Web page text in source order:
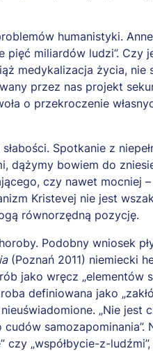
humanistyki.
miliardów ludzi”. Czy
medykalizacja życia, nie
przez nas projekt
o przekroczenie
Spotkanie z
dążymy bowiem do
czy nawet mocniej
Kristevej nie jest
równorzędną pozycję.
Podobny wniosek
(Poznań 2011) niemiecki
jako wręcz „elementów
definiowana jako
„Nie jest
samozapominania”.
czy „współbycie-z-